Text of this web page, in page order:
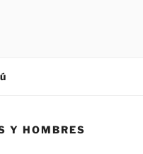
Y HOMBRES